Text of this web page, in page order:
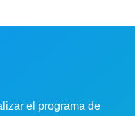
el programa de